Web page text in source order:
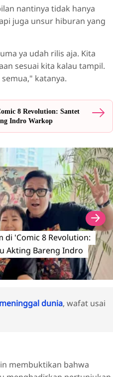
nantinya tidak hanya
juga unsur hiburan yang
ya udah rilis aja. Kita
sesuai kita kalau tampil.
katanya.
8 Revolution: Santet
Indro Warkop
di 'Comic 8 Revolution:
Akting Bareng Indro
dunia, wafat usai
membuktikan bahwa